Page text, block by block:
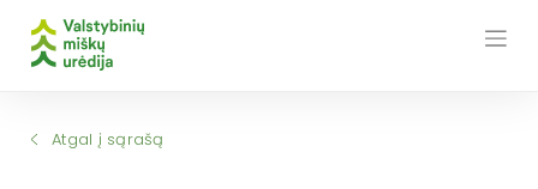
Atgal į sąrašą